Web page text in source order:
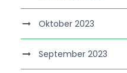
Oktober 2023
September 2023